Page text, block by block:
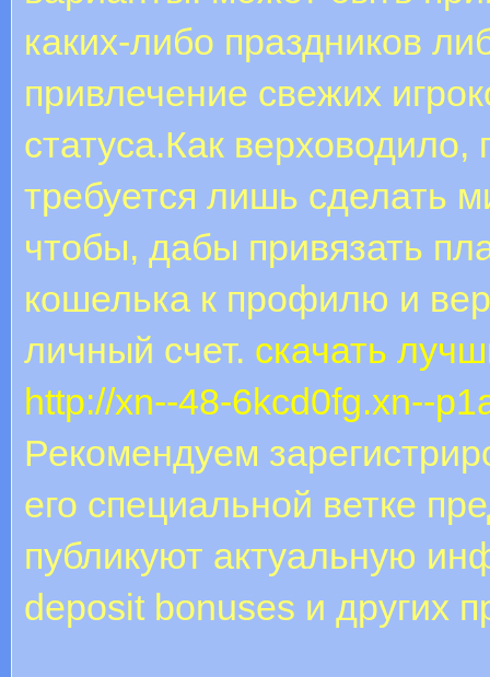
каких-либо праздников
привлечение свежих
статуса.Как
требуется лишь сделать
чтобы, дабы привязать
кошелька к профилю и
личный счет. скачать
http://xn--48-6kcd0fg.xn--
Рекомендуем
его специальной ветке
публикуют актуальную
deposit bonuses и других